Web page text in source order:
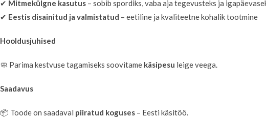
✔ Mitmekülgne kasutus– sobib spordiks, vaba aja tegevusteks ja
✔ Eestis disainitud ja valmistatud – eetiline ja kvaliteetne kohalik tootmine
Hooldusjuhised
🧼 Parima kestvuse tagamiseks soovitame käsipesu leige veega.
Saadavus
📦 Toode on saadaval piiratud koguses– Eesti käsitöö.